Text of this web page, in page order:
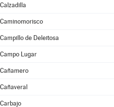
Calzadilla
Caminomorisco
Campillo de Deleitosa
Campo Lugar
Cañamero
Cañaveral
Carbajo